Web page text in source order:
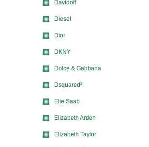
Davidoff
Diesel
Dior
DKNY
Dolce & Gabbana
Dsquared²
Elie Saab
Elizabeth Arden
Elizabeth Taylor